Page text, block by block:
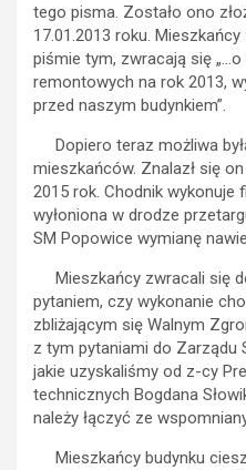
tego pisma. Zostało ono
17.01.2013 roku.
piśmie tym, zwracają się
remontowych na rok 2013,
przed naszym budynkiem”.
Dopiero teraz możliwa
mieszkańców. Znalazł się
2015 rok. Chodnik
wyłoniona w drodze
SM Popowice wymianę
Mieszkańcy zwracali się
pytaniem, czy wykonanie
zbliżającym się Walnym
z tym pytaniami do Zarządu
jakie uzyskaliśmy od z-cy
technicznych Bogdana
należy łączyć ze
Mieszkańcy budynku